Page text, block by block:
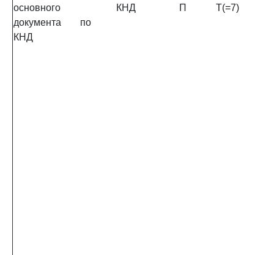
основного
документа по
КНД
КНД П T(=7)